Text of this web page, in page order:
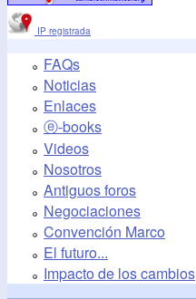
IP registrada
FAQs
Noticias
Enlaces
ⓔ-books
Videos
Nosotros
Antiguos foros
Negociaciones
Convención Marco
El futuro...
Impacto de los cambios